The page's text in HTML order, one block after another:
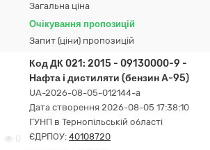
Загальна ціна
Очікування пропозицій
Запит (ціни) пропозицій
0
Код ДК 021: 2015 - 09130000-9 -
Нафта і дистиляти (бензин А-95)
UA-2026-08-05-012144-a
Дата створення 2026-08-05 17:38:10
ГУНП в Тернопільській області
ЄДРПОУ: 40108720